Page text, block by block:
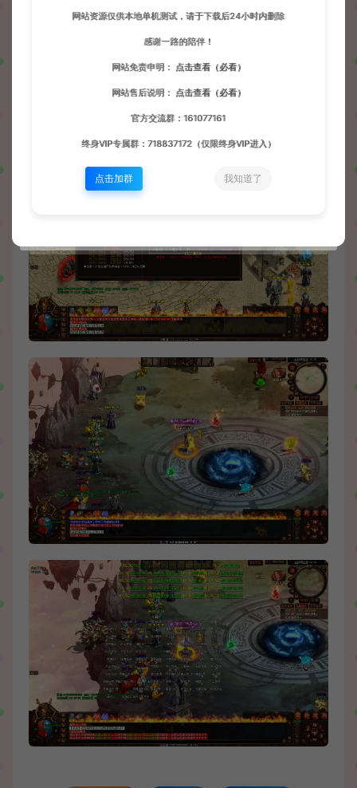
网站资源仅供本地单机测试，请于下载后24小时内删除
感谢一路的陪伴！
网站免责申明： 点击查看（必看）
网站售后说明： 点击查看（必看）
官方交流群：161077161
终身VIP专属群：718837172（仅限终身VIP进入）
点击加群 我知道了